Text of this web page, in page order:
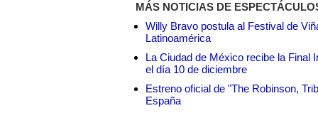
MÁS NOTICIAS DE
Willy Bravo postula al Festival de
Latinoamérica
La Ciudad de México recibe la Final
el día 10 de diciembre
Estreno oficial de "The Robinson,
España